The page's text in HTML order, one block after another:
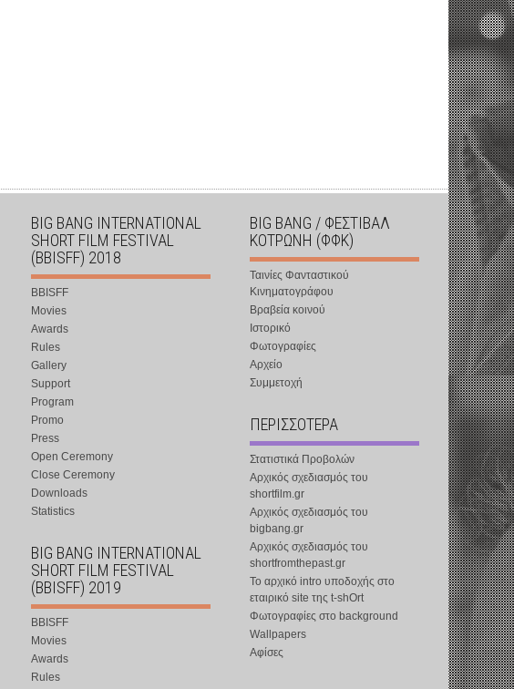
BIG BANG INTERNATIONAL
SHORT FILM FESTIVAL
(BBISFF) 2018
BBISFF
Movies
Awards
Rules
Gallery
Support
Program
Promo
Press
Open Ceremony
Close Ceremony
Downloads
Statistics
BIG BANG INTERNATIONAL
SHORT FILM FESTIVAL
(BBISFF) 2019
BBISFF
Movies
Awards
Rules
BIG BANG / ΦΕΣΤΙΒΑΛ
ΚΟΤΡΩΝΗ (ΦΦΚ)
Ταινίες Φανταστικού
Κινηματογράφου
Βραβεία κοινού
Ιστορικό
Φωτογραφίες
Αρχείο
Συμμετοχή
ΠΕΡΙΣΣΟΤΕΡΑ
Στατιστικά Προβολών
Αρχικός σχεδιασμός του
shortfilm.gr
Αρχικός σχεδιασμός του
bigbang.gr
Αρχικός σχεδιασμός του
shortfromthepast.gr
Το αρχικό intro υποδοχής στο
εταιρικό site της t-shOrt
Φωτογραφίες στο background
Wallpapers
Αφίσες